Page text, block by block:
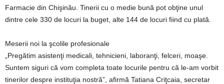
Farmacie din Chişinău. Tinerii cu o medie bună pot obţine unul
dintre cele 330 de locuri la buget, alte 144 de locuri fiind cu plată.
Meserii noi la şcolile profesionale
„Pregătim asistenţi medicali, tehnicieni, laboranţi, felceri, moaşe.
Suntem siguri că vom completa toate locurile pentru că le-am vorbit
tinerilor despre instituţia nostră”, afirmă Tatiana Criţcaia, secretar